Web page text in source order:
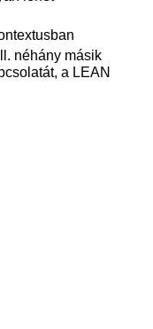
néhány másik
a LEAN